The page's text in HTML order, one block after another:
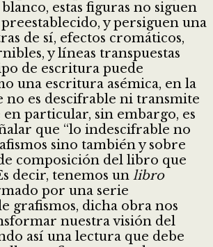
estas figuras no siguen
y persiguen una
de sí, efectos cromáticos,
y líneas transpuestas
de escritura puede
una escritura asémica, en la
no es descifrable ni transmite
en particular, sin embargo, es
que “lo indescifrable no
sino también y sobre
composición del libro que
decir, tenemos un libro
por una serie
grafismos, dicha obra nos
nuestra visión del
así una lectura que debe